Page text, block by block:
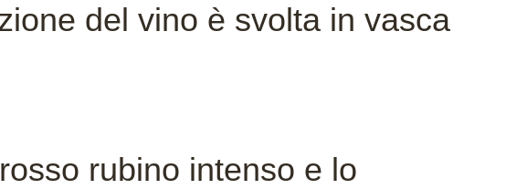
del vino è svolta in vasca
rubino intenso e lo